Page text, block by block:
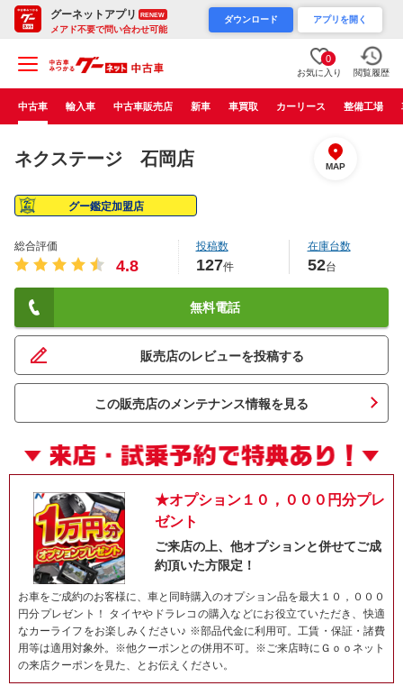
グーネットアプリ RENEW
メアド不要で問い合わせ可能
ダウンロード アプリを開く
0
お気に入り 閲覧履歴
中古車 輸入車 中古車販売店 新車 車買取 カーリース 整備工場
ネクステージ 石岡店 MAP
グー鑑定加盟店
総合評価
4.8
投稿数
127件
在庫台数
52台
無料電話
ネット予約でキャンペーンに応募しよ
販売店のレビューを投稿する
この販売店のメンテナンス情報を見る
★オプション１０，０００円分プレ
ゼント
ご来店の上、他オプションと併せてご成
約頂いた方限定！
お車をご成約のお客様に、車と同時購入のオプション品を最大１０，０００
円分プレゼント！ タイヤやドラレコの購入などにお役立ていただき、快適
なカーライフをお楽しみください♪ ※部品代金に利用可。工賃・保証・諸費
用等は適用対象外。※他クーポンとの併用不可。※ご来店時にＧｏｏネット
の来店クーポンを見た、とお伝えください。